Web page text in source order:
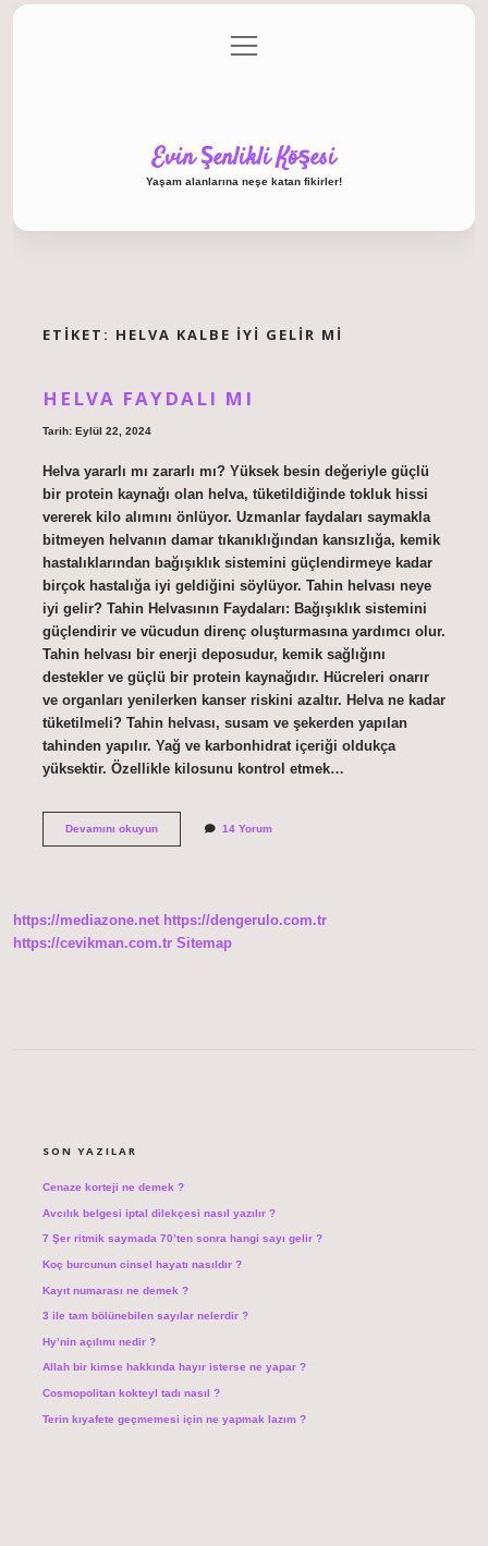
Gizlilik Politikası
menüyü
aç
Evin Şenlikli Köşesi
Yaşam alanlarına neşe katan fikirler!
ETIKET: HELVA KALBE IYI GELIR MI
HELVA FAYDALI MI
Tarih: Eylül 22, 2024
Helva yararlı mı zararlı mı? Yüksek besin değeriyle güçlü
bir protein kaynağı olan helva, tüketildiğinde tokluk hissi
vererek kilo alımını önlüyor. Uzmanlar faydaları saymakla
bitmeyen helvanın damar tıkanıklığından kansızlığa, kemik
hastalıklarından bağışıklık sistemini güçlendirmeye kadar
birçok hastalığa iyi geldiğini söylüyor. Tahin helvası neye
iyi gelir? Tahin Helvasının Faydaları: Bağışıklık sistemini
güçlendirir ve vücudun direnç oluşturmasına yardımcı olur.
Tahin helvası bir enerji deposudur, kemik sağlığını
destekler ve güçlü bir protein kaynağıdır. Hücreleri onarır
ve organları yenilerken kanser riskini azaltır. Helva ne kadar
tüketilmeli? Tahin helvası, susam ve şekerden yapılan
tahinden yapılır. Yağ ve karbonhidrat içeriği oldukça
yüksektir. Özellikle kilosunu kontrol etmek…
Devamını okuyunHelva
14 Yorum
https://mediazone.net https://dengerulo.com.tr
https://cevikman.com.tr Sitemap
SON YAZILAR
Cenaze korteji ne demek ?
Avcılık belgesi iptal dilekçesi nasıl yazılır ?
7 Şer ritmik saymada 70’ten sonra hangi sayı gelir ?
Koç burcunun cinsel hayatı nasıldır ?
Kayıt numarası ne demek ?
3 ile tam bölünebilen sayılar nelerdir ?
Hy’nin açılımı nedir ?
Allah bir kimse hakkında hayır isterse ne yapar ?
Cosmopolitan kokteyl tadı nasıl ?
Terin kıyafete geçmemesi için ne yapmak lazım ?